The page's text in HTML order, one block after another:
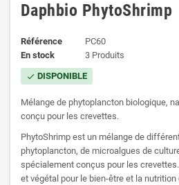
Daphbio PhytoShrimp
Référence
PC60
En stock
3 Produits
check DISPONIBLE
Mélange de phytoplancton biologique,
conçu pour les crevettes.
PhytoShrimp est un mélange de
phytoplancton, de microalgues de
spécialement conçus pour les
et végétal pour le bien-être et la